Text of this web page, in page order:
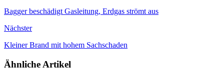
Bagger beschädigt Gasleitung, Erdgas strömt aus
Nächster
Kleiner Brand mit hohem Sachschaden
Ähnliche Artikel